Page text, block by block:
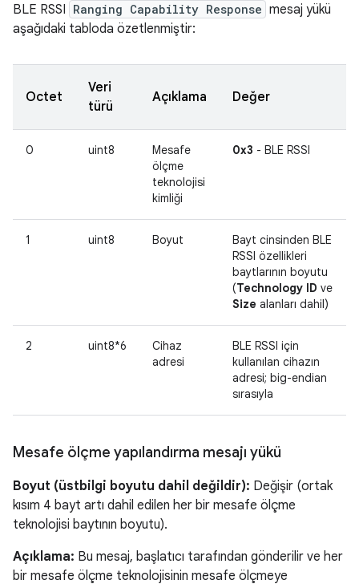
BLE RSSI Ranging Capability Response mesaj yükü
aşağıdaki tabloda özetlenmiştir:
Octet
Veri
türü
Açıklama Değer
0 uint8
Mesafe
ölçme
teknolojisi
kimliği
0x3 - BLE RSSI
1 uint8 Boyut
Bayt cinsinden BLE
RSSI özellikleri
baytlarının boyutu
(Technology ID ve
Size alanları dahil)
2 uint8*6
Cihaz
adresi
BLE RSSI için
kullanılan cihazın
adresi; big-endian
sırasıyla
Mesafe ölçme yapılandırma mesajı yükü
Boyut (üstbilgi boyutu dahil değildir): Değişir (ortak
kısım 4 bayt artı dahil edilen her bir mesafe ölçme
teknolojisi baytının boyutu).
Açıklama: Bu mesaj, başlatıcı tarafından gönderilir ve her
bir mesafe ölçme teknolojisinin mesafe ölçmeye